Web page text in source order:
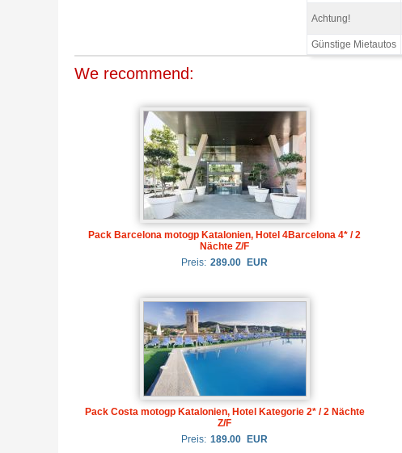
Achtung!
Günstige Mietautos
We recommend:
Pack Barcelona motogp Katalonien, Hotel 4Barcelona 4* / 2
Nächte Z/F
Preis: 289.00 EUR
Pack Costa motogp Katalonien, Hotel Kategorie 2* / 2 Nächte
Z/F
Preis: 189.00 EUR